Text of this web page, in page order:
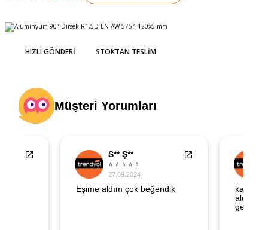
ÜflemeHIZLI GÖNDERI STOKTAN TESLIM